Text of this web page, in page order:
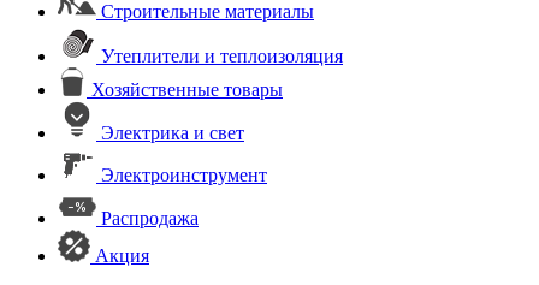
Строительные материалы
Утеплители и теплоизоляция
Хозяйственные товары
Электрика и свет
Электроинструмент
Распродажа
Акция